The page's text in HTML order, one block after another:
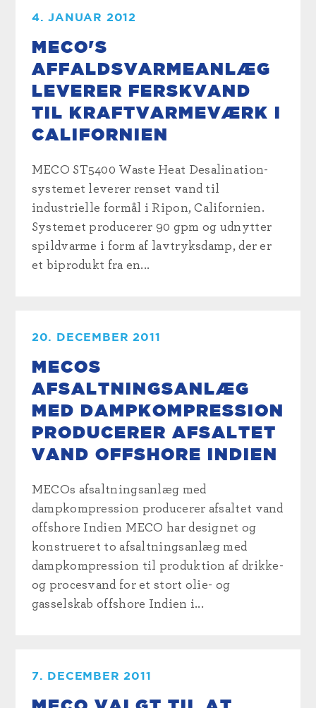
4. JANUAR 2012
MECO'S
AFFALDSVARMEANLÆG
LEVERER FERSKVAND
TIL KRAFTVARMEVÆRK I
CALIFORNIEN
MECO ST5400 Waste Heat Desalination-
systemet leverer renset vand til
industrielle formål i Ripon, Californien.
Systemet producerer 90 gpm og udnytter
spildvarme i form af lavtryksdamp, der er
et biprodukt fra en...
20. DECEMBER 2011
MECOS
AFSALTNINGSANLÆG
MED DAMPKOMPRESSION
PRODUCERER AFSALTET
VAND OFFSHORE INDIEN
MECOs afsaltningsanlæg med
dampkompression producerer afsaltet vand
offshore Indien MECO har designet og
konstrueret to afsaltningsanlæg med
dampkompression til produktion af drikke-
og procesvand for et stort olie- og
gasselskab offshore Indien i...
7. DECEMBER 2011